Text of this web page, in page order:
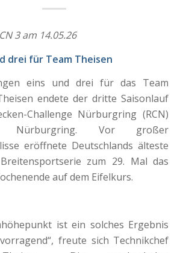
3 am 14.05.26
drei für Team Theisen
eins und drei für das Team
endete der dritte Saisonlauf
Challenge Nürburgring (RCN)
Vor großer
eröffnete Deutschlands älteste
zum 29. Mal das
auf dem Eifelkurs.
ist ein solches Ergebnis
freute sich Technikchef